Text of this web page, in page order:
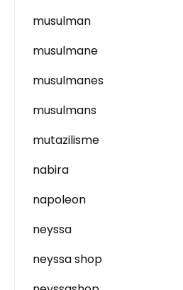
musulman
musulmane
musulmanes
musulmans
mutazilisme
nabira
napoleon
neyssa
neyssa shop